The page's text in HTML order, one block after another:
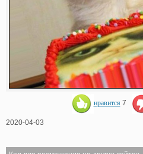
нравится 7
2020-04-03